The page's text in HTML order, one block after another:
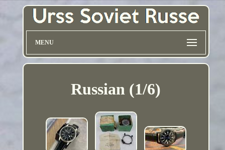
MENU
Russian (1/6)